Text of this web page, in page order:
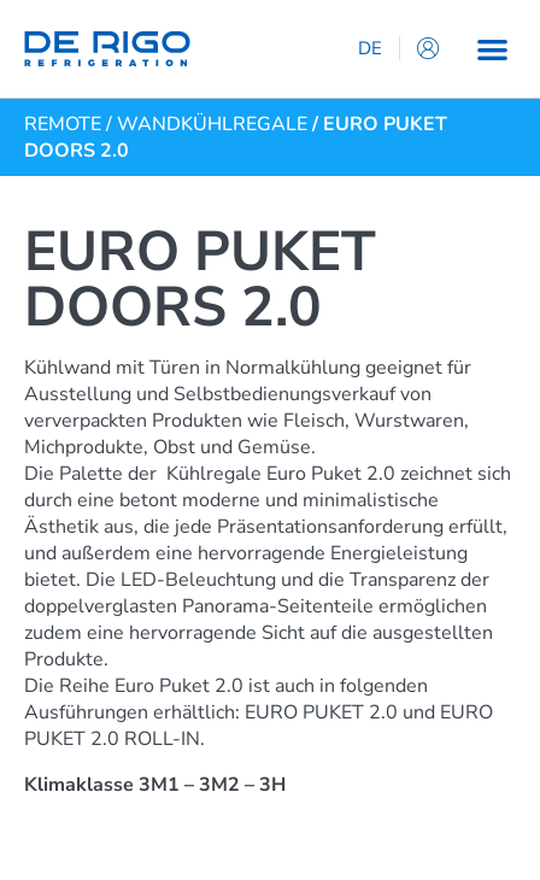
DE
IT
EN
REMOTE/WANDKÜHLREGALE/ EURO PUKET
DOORS 2.0
EURO PUKET
DOORS 2.0
Kühlwand mit Türen in Normalkühlung geeignet für
Ausstellung und Selbstbedienungsverkauf von
ververpackten Produkten wie Fleisch, Wurstwaren,
Michprodukte, Obst und Gemüse.
Die Palette der Kühlregale Euro Puket 2.0 zeichnet sich
durch eine betont moderne und minimalistische
Ästhetik aus, die jede Präsentationsanforderung erfüllt,
und außerdem eine hervorragende Energieleistung
bietet. Die LED-Beleuchtung und die Transparenz der
doppelverglasten Panorama-Seitenteile ermöglichen
zudem eine hervorragende Sicht auf die ausgestellten
Produkte.
Die Reihe Euro Puket 2.0 ist auch in folgenden
Ausführungen erhältlich: EURO PUKET 2.0 und EURO
PUKET 2.0 ROLL-IN.
Klimaklasse 3M1 – 3M2 – 3H